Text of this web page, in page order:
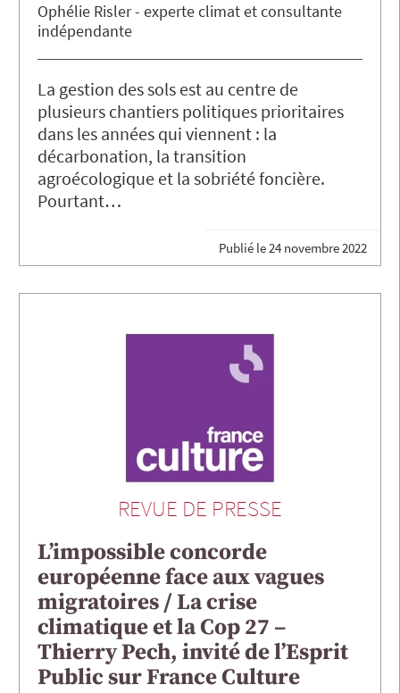
Ophélie Risler
experte climat et consultante
indépendante
La gestion des sols est au centre de
plusieurs chantiers politiques prioritaires
dans les années qui viennent : la
décarbonation, la transition
agroécologique et la sobriété foncière.
Pourtant…
Publié le24 novembre 2022
REVUE DE PRESSE
L’impossible concorde
européenne face aux vagues
migratoires / La crise
climatique et la Cop 27 –
Thierry Pech, invité de l’Esprit
Public sur France Culture